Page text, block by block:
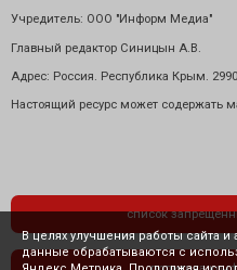
Учредитель: ООО "Информ Медиа"
Главный редактор Синицын А.В.
Адрес: Россия. Республика Крым.
Настоящий ресурс может содержать
список
В целях улучшения работы сайта
данные обрабатываются с